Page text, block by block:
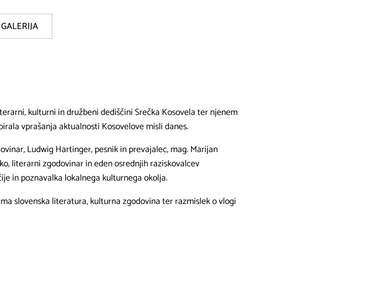
GALERIJA
kulturni in družbeni dediščini Srečka Kosovela ter njenem
vprašanja aktualnosti Kosovelove misli danes.
Ludwig Hartinger, pesnik in prevajalec, mag. Marijan
literarni zgodovinar in eden osrednjih raziskovalcev
in poznavalka lokalnega kulturnega okolja.
slovenska literatura, kulturna zgodovina ter razmislek o vlogi